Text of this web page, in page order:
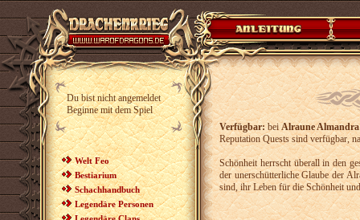
Du bist nicht angemeldet
Beginne mit dem Spiel
Welt Feo
Bestiarium
Schachhandbuch
Legendäre Personen
Verfügbar:beiAlraune Almandra
Reputation Quests sind verfügbar,
Schönheit herrscht überall in den
der unerschütterliche Glaube der
sind, ihr Leben für die Schönheit